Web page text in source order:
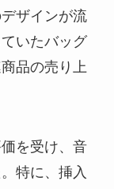
ザインが流
いたバッグ
品の売り上
を受け、音
特に、挿入